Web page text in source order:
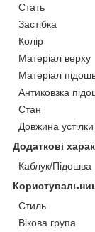
Стать
Застібка
Колір
Матеріал верху
Матеріал
Антиковзка
Стан
Довжина устілки
Додаткові
Каблук/Підошва
Стиль
Вікова група